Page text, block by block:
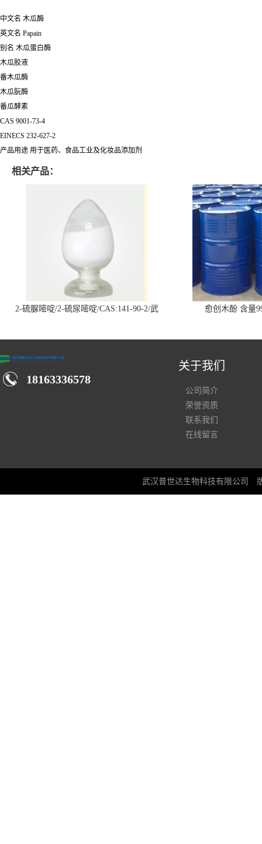
中文名 木瓜酶
英文名 Papain
别名 木瓜蛋白酶
木瓜胶液
番木瓜酶
木瓜朊酶
番瓜酵素
CAS 9001-73-4
EINECS 232-627-2
产品用途 用于医药、食品工业及化妆品添加剂
相关产品：
2-硫脲嘧啶/2-硫尿嘧啶/CAS:141-90-2/武
愈创木酚 含量
18163336578
关于我们
公司简介
荣誉资质
联系我们
在线留言
武汉普世达生物科技有限公司